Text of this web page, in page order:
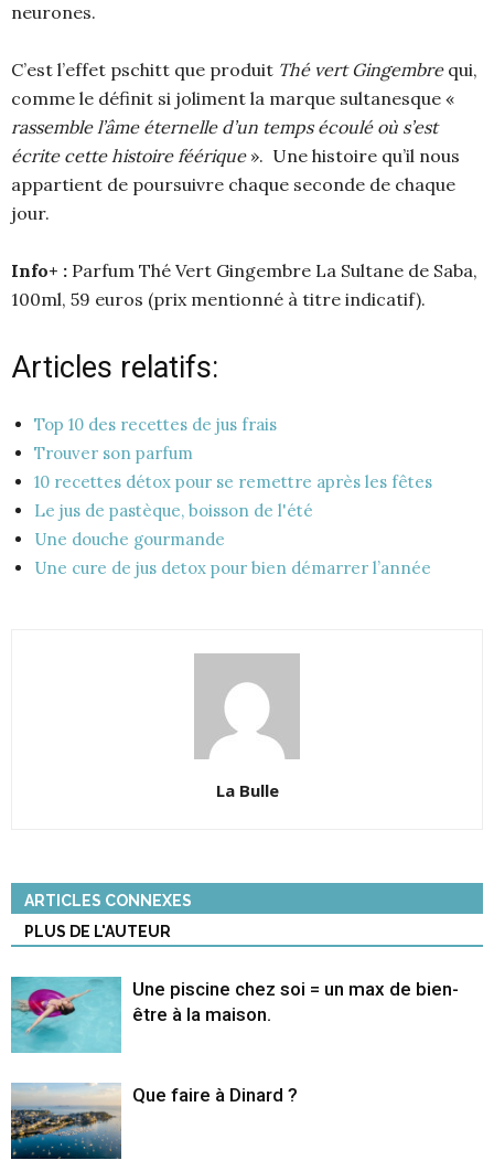
neurones.
C’est l’effet pschitt que produit Thé vert Gingembrequi,
comme le définit si joliment la marque sultanesque «
rassemble l’âme éternelle d’un temps écoulé où s’est
écrite cette histoire féérique ». Une histoire qu’il nous
appartient de poursuivre chaque seconde de chaque
jour.
Info+ : Parfum Thé Vert Gingembre La Sultane de Saba,
100ml, 59 euros (prix mentionné à titre indicatif).
Articles relatifs:
Top 10 des recettes de jus frais
Trouver son parfum
10 recettes détox pour se remettre après les fêtes
Le jus de pastèque, boisson de l'été
Une douche gourmande
Une cure de jus detox pour bien démarrer l’année
La Bulle
ARTICLES CONNEXES
PLUS DE L'AUTEUR
Une piscine chez soi = un max de bien-
être à la maison.
Que faire à Dinard ?